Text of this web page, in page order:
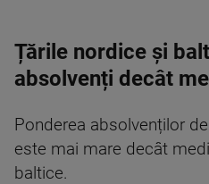
Țările nordice și
absolvenți decât
Ponderea absolvenților
este mai mare decât
baltice.